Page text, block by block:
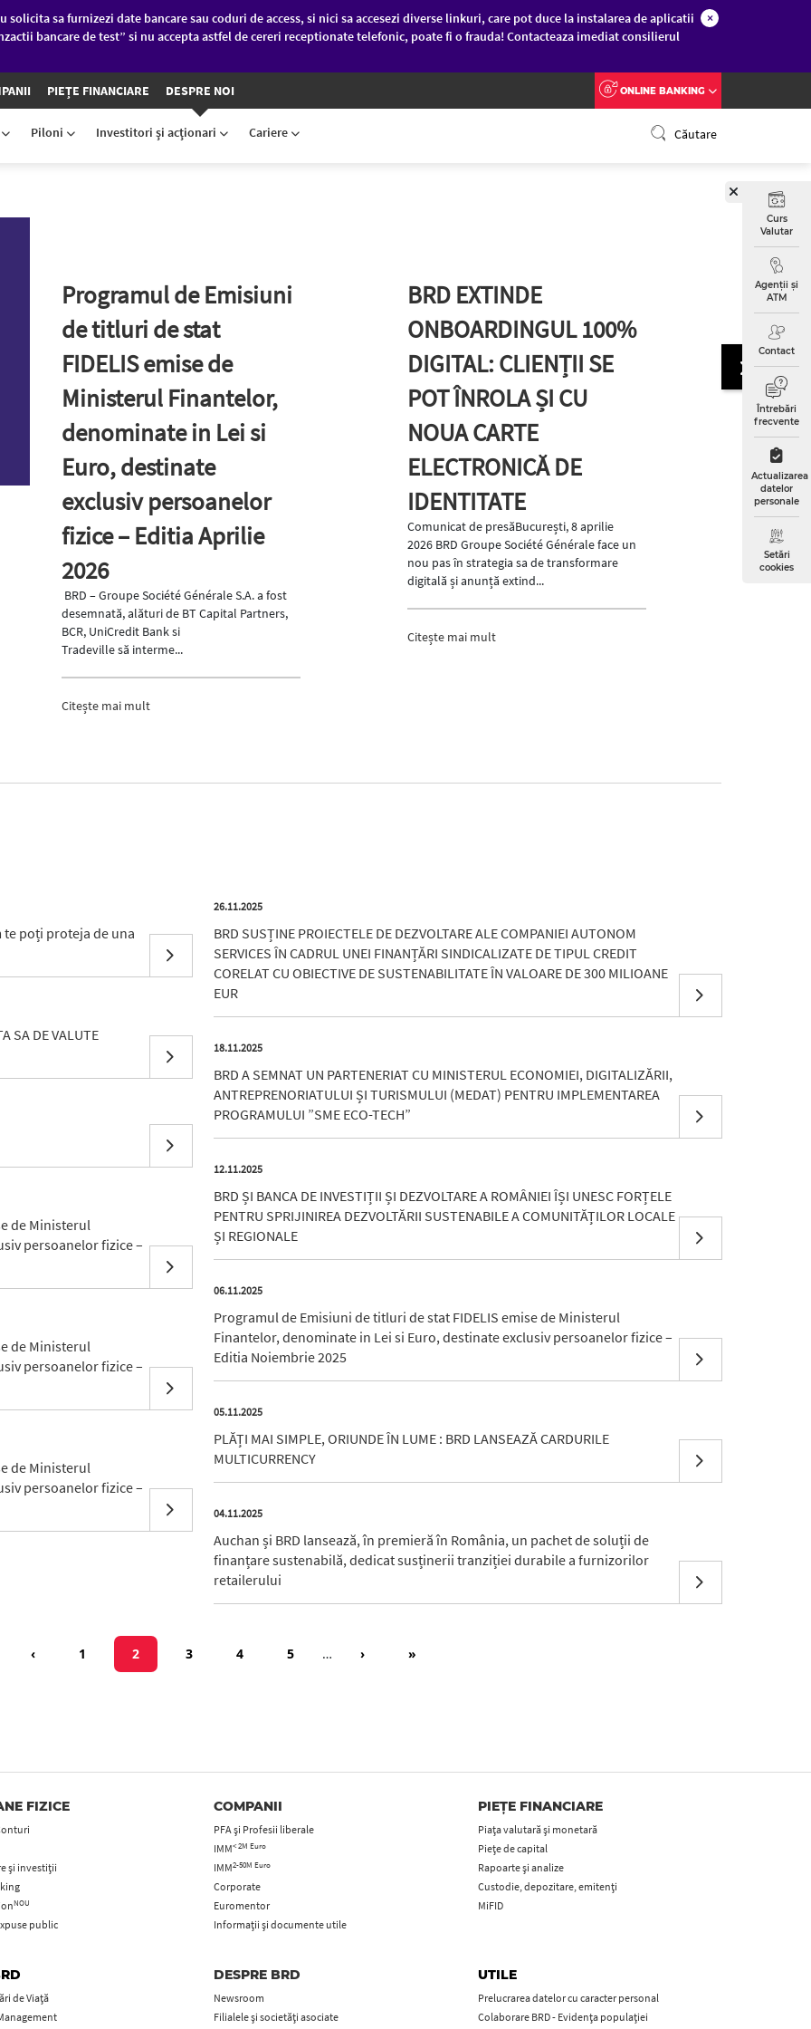
sa furnizezi date bancare sau coduri de access, si nici sa accesezi diverse linkuri, care pot duce la instalarea de aplicatii
bancare de test” si nu accepta astfel de cereri receptionate telefonic, poate fi o frauda! Contacteaza imediat consilierul
×
PIEȚE FINANCIARE DESPRE NOI ONLINE BANKING
Piloni Investitori şi acţionari Cariere Căutare
Curs
Valutar
Agenții și
ATM
Contact
Întrebări
frecvente
Actualizarea
datelor
personale
Setări
cookies
Programul de Emisiuni
de titluri de stat
FIDELIS emise de
Ministerul Finantelor,
denominate in Lei si
Euro, destinate
exclusiv persoanelor
fizice – Editia Aprilie
2026
BRD – Groupe Société Générale S.A. a fost
desemnată, alături de BT Capital Partners,
BCR, UniCredit Bank si
Tradeville să interme...
Citește mai mult
BRD EXTINDE
ONBOARDINGUL 100%
DIGITAL: CLIENȚII SE
POT ÎNROLA ȘI CU
NOUA CARTE
ELECTRONICĂ DE
IDENTITATE
Comunicat de presăBucurești, 8 aprilie
2026 BRD Groupe Société Générale face un
nou pas în strategia sa de transformare
digitală și anunță extind...
Citește mai mult
te poți proteja de una
SA DE VALUTE
de Ministerul
persoanelor fizice –
de Ministerul
persoanelor fizice –
de Ministerul
persoanelor fizice –
26.11.2025
BRD SUSȚINE PROIECTELE DE DEZVOLTARE ALE COMPANIEI AUTONOM
SERVICES ÎN CADRUL UNEI FINANȚĂRI SINDICALIZATE DE TIPUL CREDIT
CORELAT CU OBIECTIVE DE SUSTENABILITATE ÎN VALOARE DE 300 MILIOANE
EUR
18.11.2025
BRD A SEMNAT UN PARTENERIAT CU MINISTERUL ECONOMIEI, DIGITALIZĂRII,
ANTREPRENORIATULUI ȘI TURISMULUI (MEDAT) PENTRU IMPLEMENTAREA
PROGRAMULUI ”SME ECO-TECH”
12.11.2025
BRD ȘI BANCA DE INVESTIȚII ȘI DEZVOLTARE A ROMÂNIEI ÎȘI UNESC FORȚELE
PENTRU SPRIJINIREA DEZVOLTĂRII SUSTENABILE A COMUNITĂȚILOR LOCALE
ȘI REGIONALE
06.11.2025
Programul de Emisiuni de titluri de stat FIDELIS emise de Ministerul
Finantelor, denominate in Lei si Euro, destinate exclusiv persoanelor fizice –
Editia Noiembrie 2025
05.11.2025
PLĂȚI MAI SIMPLE, ORIUNDE ÎN LUME : BRD LANSEAZĂ CARDURILE
MULTICURRENCY
04.11.2025
Auchan și BRD lansează, în premieră în România, un pachet de soluții de
finanțare sustenabilă, dedicat susținerii tranziției durabile a furnizorilor
retailerului
pagină
Pagina anterioară
‹ Page
1 Pagina curentă
2 Page
3 Page
4 Page
5 … Pagina următoare
› Ultima pagină
»
FIZICE
și investiții
NOU
public
COMPANII
PFA şi Profesii liberale
IMM< 2M Euro
IMM2-50M Euro
Corporate
Euromentor
Informații și documente utile
PIEȚE FINANCIARE
Piața valutară și monetară
Piețe de capital
Rapoarte și analize
Custodie, depozitare, emitenți
MiFID
de Viață
DESPRE BRD
Newsroom
Filialele și societăți asociate
UTILE
Prelucrarea datelor cu caracter personal
Colaborare BRD - Evidența populației